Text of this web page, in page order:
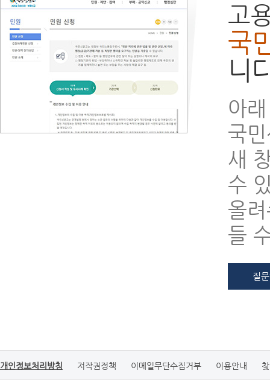
고
국
니
아
국
새
수
올
들
질
개인정보처리방침 저작권정책 이메일무단수집거부 이용안내